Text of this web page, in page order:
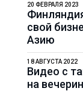
свой
Азию
20 ФЕВРАЛЯ 2023
Видео с
на
18 АВГУСТА 2022